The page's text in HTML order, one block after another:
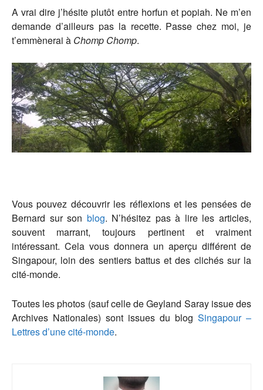
A vrai dire j’hésite plutôt entre horfun et popiah. Ne m’en
demande d’ailleurs pas la recette. Passe chez moi, je
t’emmènerai à Chomp Chomp.
Vous pouvez découvrir les réflexions et les pensées de
Bernard sur son blog. N’hésitez pas à lire les articles,
souvent marrant, toujours pertinent et vraiment
intéressant. Cela vous donnera un aperçu différent de
Singapour, loin des sentiers battus et des clichés sur la
cité-monde.
Toutes les photos (sauf celle de Geyland Saray issue des
Archives Nationales) sont issues du blog Singapour –
Lettres d’une cité-monde.